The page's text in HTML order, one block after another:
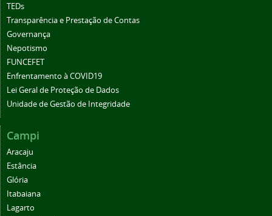
TEDs
Transparência e Prestação de Contas
Governança
Nepotismo
FUNCEFET
Enfrentamento à COVID19
Lei Geral de Proteção de Dados
Unidade de Gestão de Integridade
Campi
Aracaju
Estância
Glória
Itabaiana
Lagarto